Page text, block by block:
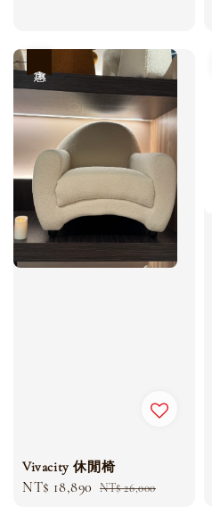
Vivacity 休閒椅
Sale
NT$ 18,890 Regular
NT$ 26,000